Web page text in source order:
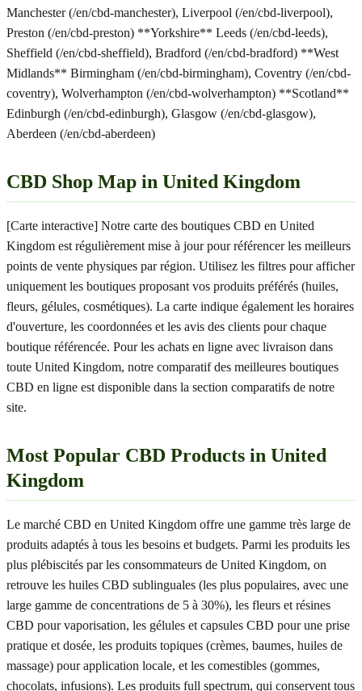
Manchester (/en/cbd-manchester), Liverpool (/en/cbd-liverpool),
Preston (/en/cbd-preston) **Yorkshire** Leeds (/en/cbd-leeds),
Sheffield (/en/cbd-sheffield), Bradford (/en/cbd-bradford) **West
Midlands** Birmingham (/en/cbd-birmingham), Coventry (/en/cbd-
coventry), Wolverhampton (/en/cbd-wolverhampton) **Scotland**
Edinburgh (/en/cbd-edinburgh), Glasgow (/en/cbd-glasgow),
Aberdeen (/en/cbd-aberdeen)
CBD Shop Map in United Kingdom
[Carte interactive] Notre carte des boutiques CBD en United
Kingdom est régulièrement mise à jour pour référencer les meilleurs
points de vente physiques par région. Utilisez les filtres pour afficher
uniquement les boutiques proposant vos produits préférés (huiles,
fleurs, gélules, cosmétiques). La carte indique également les horaires
d'ouverture, les coordonnées et les avis des clients pour chaque
boutique référencée. Pour les achats en ligne avec livraison dans
toute United Kingdom, notre comparatif des meilleures boutiques
CBD en ligne est disponible dans la section comparatifs de notre
site.
Most Popular CBD Products in United
Kingdom
Le marché CBD en United Kingdom offre une gamme très large de
produits adaptés à tous les besoins et budgets. Parmi les produits les
plus plébiscités par les consommateurs de United Kingdom, on
retrouve les huiles CBD sublinguales (les plus populaires, avec une
large gamme de concentrations de 5 à 30%), les fleurs et résines
CBD pour vaporisation, les gélules et capsules CBD pour une prise
pratique et dosée, les produits topiques (crèmes, baumes, huiles de
massage) pour application locale, et les comestibles (gommes,
chocolats, infusions). Les produits full spectrum, qui conservent tous